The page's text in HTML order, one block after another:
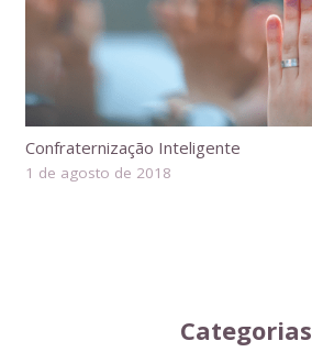
Confraternização Inteligente
1 de agosto de 2018
Categorias